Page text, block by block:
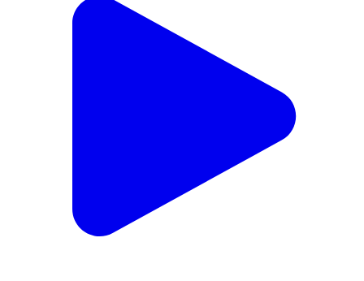
बरौली: बरौली मांझा मुख्य सड़क पर पिकअप की टक्कर से बाइक